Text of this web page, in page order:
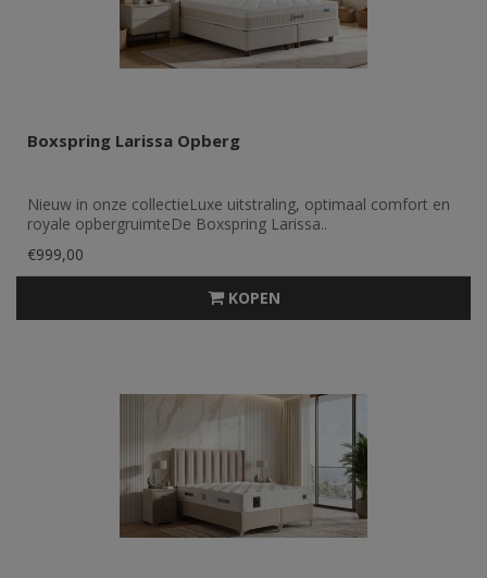
Boxspring Larissa Opberg
Nieuw in onze collectieLuxe uitstraling, optimaal comfort en
royale opbergruimteDe Boxspring Larissa..
€999,00
KOPEN